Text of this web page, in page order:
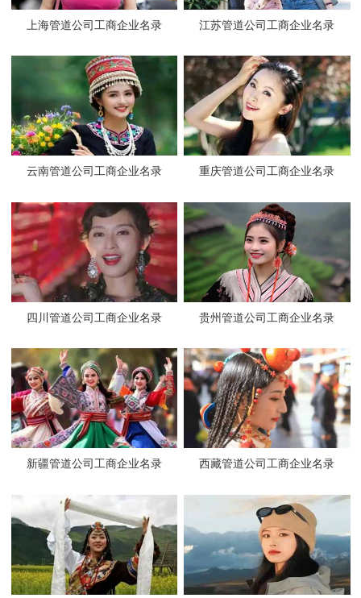
上海管道公司工商企业名录 江苏管道公司工商企业名录
云南管道公司工商企业名录 重庆管道公司工商企业名录
四川管道公司工商企业名录 贵州管道公司工商企业名录
新疆管道公司工商企业名录 西藏管道公司工商企业名录